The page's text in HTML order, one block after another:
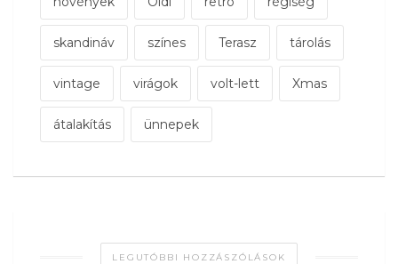
skandináv színes Terasz tárolás
vintage virágok volt-lett Xmas
átalakítás ünnepek
LEGUTÓBBI HOZZÁSZÓLÁSOK